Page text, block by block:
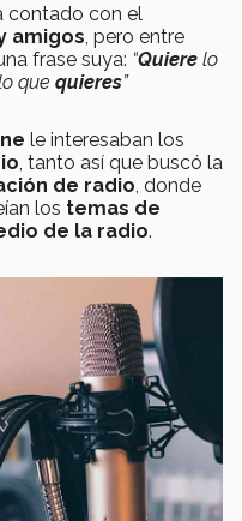
contado con el
amigos , pero entre
frase suya: “Quiere lo
que quieres”
le interesaban los
, tanto así que buscó la
de radio , donde
los temas de
de la radio.